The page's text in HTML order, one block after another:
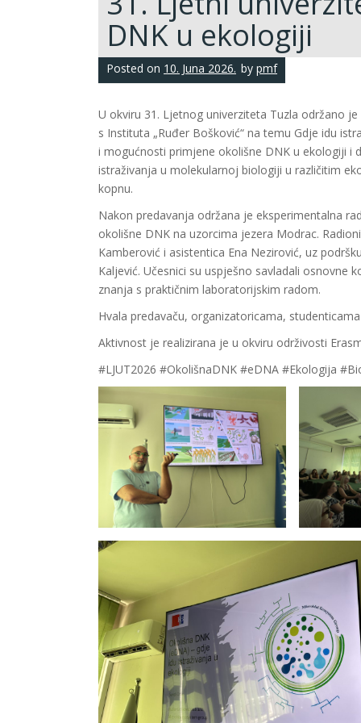
DNK u ekologiji
Posted on 10. Juna 2026. by pmf
U okviru 31. Ljetnog univerziteta Tuzla održano
s Instituta „Ruđer Bošković“ na temu Gdje idu
i mogućnosti primjene okolišne DNK u ekologiji i
istraživanja u molekularnoj biologiji u različitim
kopnu.
Nakon predavanja održana je eksperimentalna
okolišne DNK na uzorcima jezera Modrac.
Kamberović i asistentica Ena Nezirović, uz
Kaljević. Učesnici su uspješno savladali osnovne
znanja s praktičnim laboratorijskim radom.
Hvala predavaču, organizatoricama,
Aktivnost je realizirana je u okviru održivosti
#LJUT2026 #OkolišnaDNK #eDNA #Ekologija